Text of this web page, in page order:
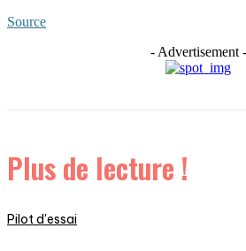
Source
- Advertisement -
Plus de lecture !
Pilot d'essai